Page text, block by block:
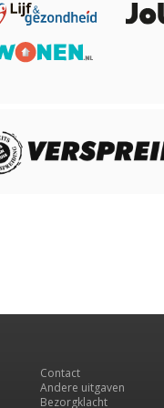
Contact
Andere uitgaven
Bezorgklacht